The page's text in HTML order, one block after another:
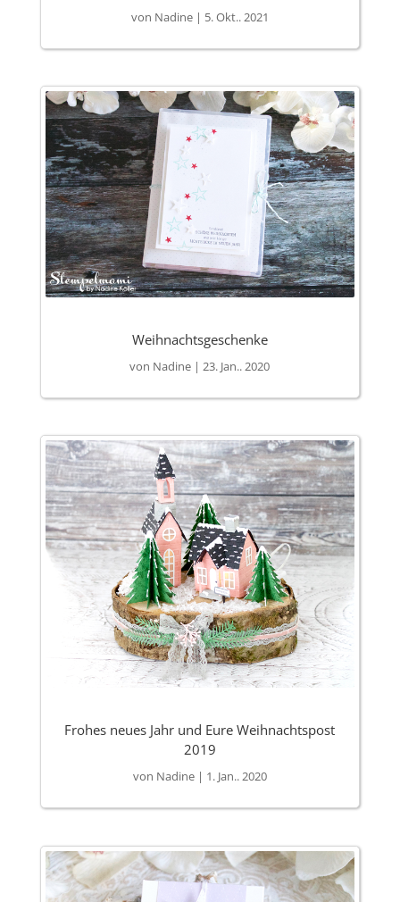
von Nadine| 5. Okt.. 2021
Weihnachtsgeschenke
von Nadine |23. Jan.. 2020
Frohes neues Jahr und Eure Weihnachtspost
2019
von Nadine| 1. Jan.. 2020